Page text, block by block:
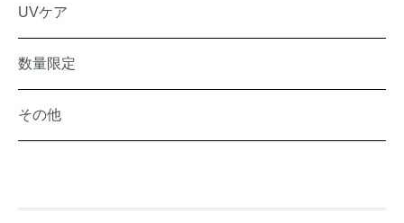
UVケア
数量限定
その他